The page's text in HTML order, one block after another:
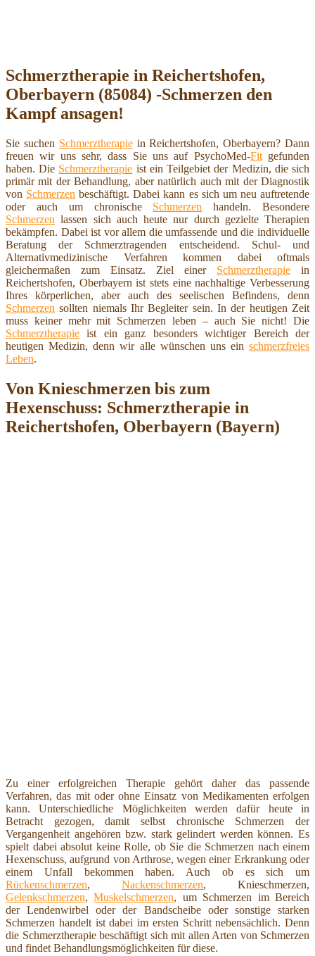
Schmerztherapie in Reichertshofen,
Oberbayern (85084) -Schmerzen den
Kampf ansagen!
Sie suchen Schmerztherapiein Reichertshofen, Oberbayern? Dann
freuen wir uns sehr, dass Sie uns auf PsychoMed-Fitgefunden
haben. Die Schmerztherapie ist ein Teilgebiet der Medizin, die sich
primär mit der Behandlung, aber natürlich auch mit der Diagnostik
von Schmerzen beschäftigt. Dabei kann es sich um neu auftretende
oder auch um chronische Schmerzen handeln. Besondere
Schmerzen lassen sich auch heute nur durch gezielte Therapien
bekämpfen. Dabei ist vor allem die umfassende und die individuelle
Beratung der Schmerztragenden entscheidend. Schul- und
Alternativmedizinische Verfahren kommen dabei oftmals
gleichermaßen zum Einsatz. Ziel einer Schmerztherapie in
Reichertshofen, Oberbayern ist stets eine nachhaltige Verbesserung
Ihres körperlichen, aber auch des seelischen Befindens, denn
Schmerzen sollten niemals Ihr Begleiter sein. In der heutigen Zeit
muss keiner mehr mit Schmerzen leben – auch Sie nicht! Die
Schmerztherapie ist ein ganz besonders wichtiger Bereich der
heutigen Medizin, denn wir alle wünschen uns ein schmerzfreies
Leben.
Von Knieschmerzen bis zum
Hexenschuss: Schmerztherapie in
Reichertshofen, Oberbayern (Bayern)
Zu einer erfolgreichen Therapie gehört daher das passende
Verfahren, das mit oder ohne Einsatz von Medikamenten erfolgen
kann. Unterschiedliche Möglichkeiten werden dafür heute in
Betracht gezogen, damit selbst chronische Schmerzen der
Vergangenheit angehören bzw. stark gelindert werden können. Es
spielt dabei absolut keine Rolle, ob Sie die Schmerzen nach einem
Hexenschuss, aufgrund von Arthrose, wegen einer Erkrankung oder
einem Unfall bekommen haben. Auch ob es sich um
Rückenschmerzen, Nackenschmerzen, Knieschmerzen,
Gelenkschmerzen,Muskelschmerzen, um Schmerzen im Bereich
der Lendenwirbel oder der Bandscheibe oder sonstige starken
Schmerzen handelt ist dabei im ersten Schritt nebensächlich. Denn
die Schmerztherapie beschäftigt sich mit allen Arten von Schmerzen
und findet Behandlungsmöglichkeiten für diese.